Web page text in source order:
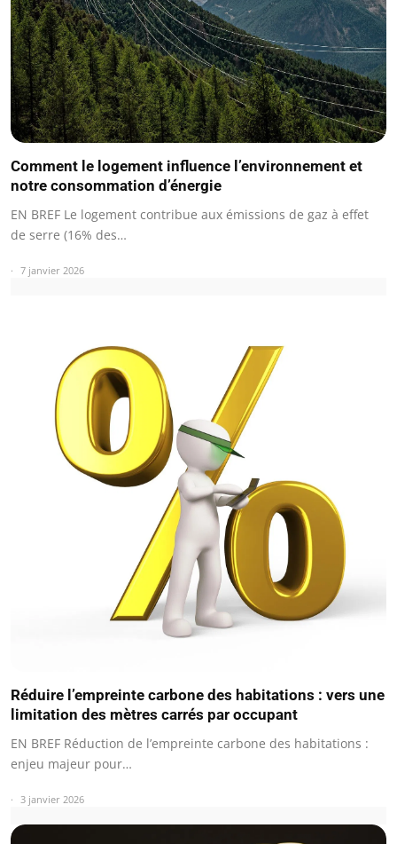
Comment le logement influence l’environnement et
notre consommation d’énergie
EN BREF Le logement contribue aux émissions de gaz à effet
de serre (16% des…
7 janvier 2026
Réduire l’empreinte carbone des habitations : vers une
limitation des mètres carrés par occupant
EN BREF Réduction de l’empreinte carbone des habitations :
enjeu majeur pour…
3 janvier 2026